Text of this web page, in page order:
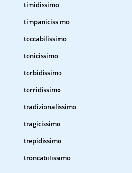
timidissimo
timpanicissimo
toccabilissimo
tonicissimo
torbidissimo
torridissimo
tradizionalissimo
tragicissimo
trepidissimo
troncabilissimo